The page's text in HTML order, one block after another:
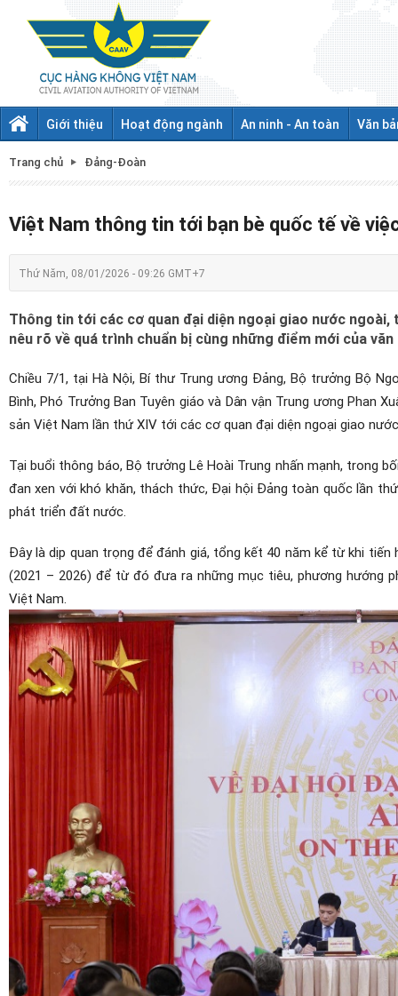
Giới thiệu Hoạt động ngành An ninh - An toàn Văn
Trang chủ Đảng-Đoàn
Việt Nam thông tin tới bạn bè quốc tế về
Thứ Năm, 08/01/2026 - 09:26 GMT+7
Thông tin tới các cơ quan đại diện ngoại giao nước
nêu rõ về quá trình chuẩn bị cùng những điểm mới của
Chiều 7/1, tại Hà Nội, Bí thư Trung ương Đảng, Bộ trưởng Bộ
Bình, Phó Trưởng Ban Tuyên giáo và Dân vận Trung ương Phan
sản Việt Nam lần thứ XIV tới các cơ quan đại diện ngoại giao
Tại buổi thông báo, Bộ trưởng Lê Hoài Trung nhấn mạnh, trong
đan xen với khó khăn, thách thức, Đại hội Đảng toàn quốc lần
phát triển đất nước.
Đây là dịp quan trọng để đánh giá, tổng kết 40 năm kể từ khi
(2021 – 2026) để từ đó đưa ra những mục tiêu, phương
Việt Nam.